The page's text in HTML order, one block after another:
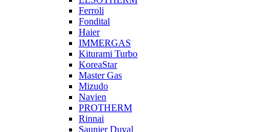
Ferroli
Fondital
Haier
IMMERGAS
Kiturami Turbo
KoreaStar
Master Gas
Mizudo
Navien
PROTHERM
Rinnai
Saunier Duval